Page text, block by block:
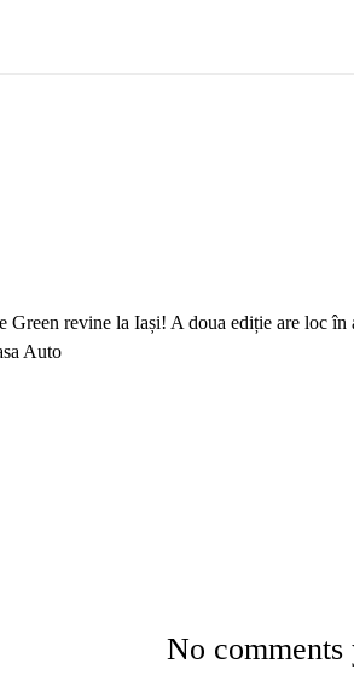
Green revine la Iași! A doua ediție are loc în
Auto
No comments